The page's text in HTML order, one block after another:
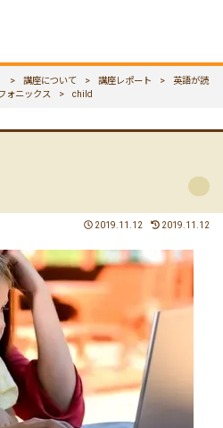
> 講座について > 講座レポート >
英語が読
ォニックス
> child
2019.11.12 2019.11.12